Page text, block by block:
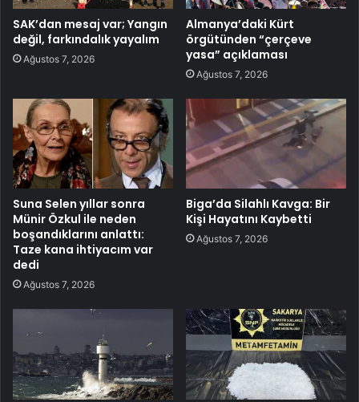
SAK’dan mesaj var; Yangın
değil, farkındalık yayalım
Ağustos 7, 2026
Almanya’daki Kürt
örgütünden “çerçeve
yasa” açıklaması
Ağustos 7, 2026
Suna Selen yıllar sonra
Münir Özkul ile neden
boşandıklarını anlattı:
Taze kana ihtiyacım var
dedi
Ağustos 7, 2026
Biga’da Silahlı Kavga: Bir
Kişi Hayatını Kaybetti
Ağustos 7, 2026